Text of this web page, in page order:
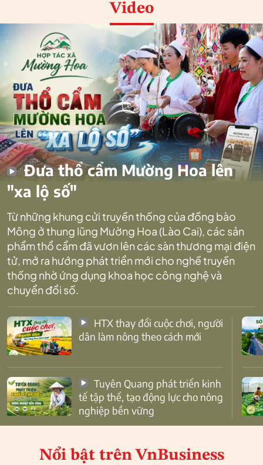
Video
Đưa thổ cẩm Mường Hoa lên
"xa lộ số"
Từ những khung cửi truyền thống của đồng bào
Mông ở thung lũng Mường Hoa (Lào Cai), các sản
phẩm thổ cẩm đã vươn lên các sàn thương mại điện
tử, mở ra hướng phát triển mới cho nghề truyền
thống nhờ ứng dụng khoa học công nghệ và
chuyển đổi số.
dân làm nông theo cách mới
tế tập thể, tạo động lực cho nông
nghiệp bền vững
Nổi bật trên VnBusiness